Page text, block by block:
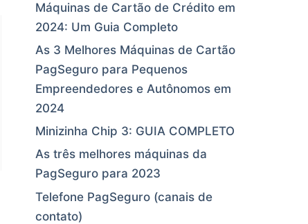
Máquinas de Cartão de Crédito em
2024: Um Guia Completo
As 3 Melhores Máquinas de Cartão
PagSeguro para Pequenos
Empreendedores e Autônomos em
2024
Minizinha Chip 3: GUIA COMPLETO
As três melhores máquinas da
PagSeguro para 2023
Telefone PagSeguro (canais de
contato)